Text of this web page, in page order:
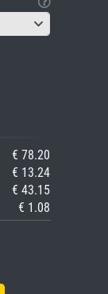
€ 78.20
€ 13.24
€ 43.15
€ 1.08